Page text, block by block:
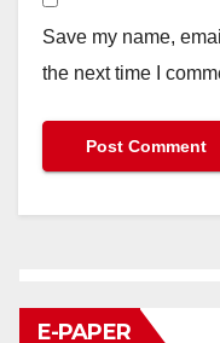
Save my name,
the next time I
E-PAPER